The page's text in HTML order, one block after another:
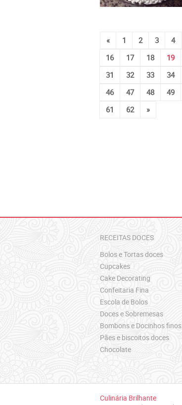
« 1 2 3 4
16
17 18 19
31
32 33 34
46
47 48 49
61
62 »
RECEITAS DOCES
Bolos e Tortas doces
Cupcakes
Cake Decorating
Confeitaria Fina
Escola de Bolos
Doces e Sobremesas
Bombons e Docinhos finos
Pães e biscoitos doces
Chocolate
Culinária Brilhante